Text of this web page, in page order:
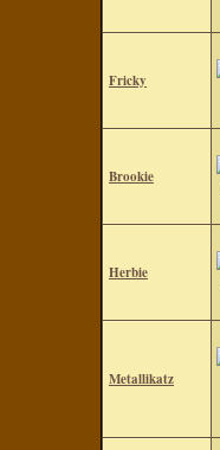
Fricky
Brookie
Herbie
Metallikatz